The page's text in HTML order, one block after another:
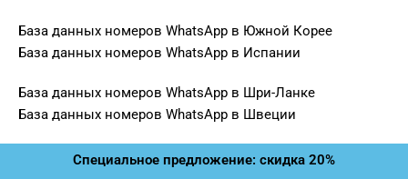
База данных номеров WhatsApp в Южной Корее
База данных номеров WhatsApp в Испании
База данных номеров WhatsApp в Шри-Ланке
База данных номеров WhatsApp в Швеции
Специальное предложение: скидка 20%